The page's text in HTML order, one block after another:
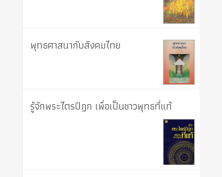
พุทธศาสนากับสังคมไทย
รู้จักพระไตรปิฎก เพื่อเป็นชาวพุทธที่แท้